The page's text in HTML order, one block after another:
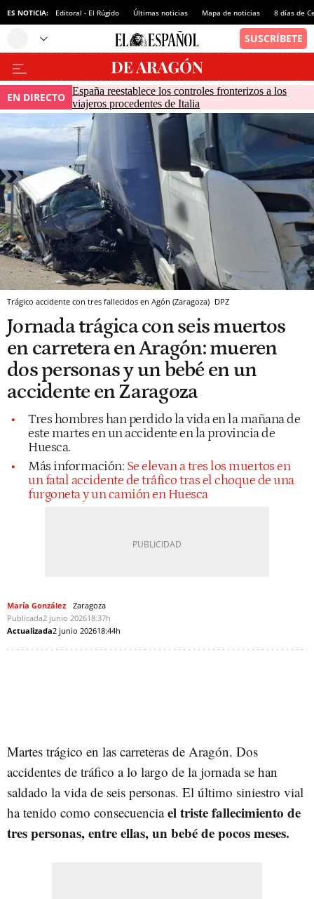
ES NOTICIA: Editoral - El Rúgido Últimas noticias Mapa de noticias 8 días de
EN DIRECTO España reestablece los controles fronterizos a los
viajeros procedentes de Italia
Trágico accidente con tres fallecidos en Agón (Zaragoza) DPZ
Jornada trágica con seis muertos
en carretera en Aragón: mueren
dos personas y un bebé en un
accidente en Zaragoza
Tres hombres han perdido la vida en la mañana de
este martes en un accidente en la provincia de
Huesca.
Más información: Se elevan a tres los muertos en
un fatal accidente de tráfico tras el choque de una
furgoneta y un camión en Huesca
María González
Zaragoza
Publicada2 junio 202618:37h
Actualizada2 junio 202618:44h
Martes trágico en las carreteras de Aragón. Dos
accidentes de tráfico a lo largo de la jornada se han
saldado la vida de seis personas. El último siniestro vial
ha tenido como consecuenciael triste fallecimiento de
tres personas, entre ellas, un bebé de pocos meses.